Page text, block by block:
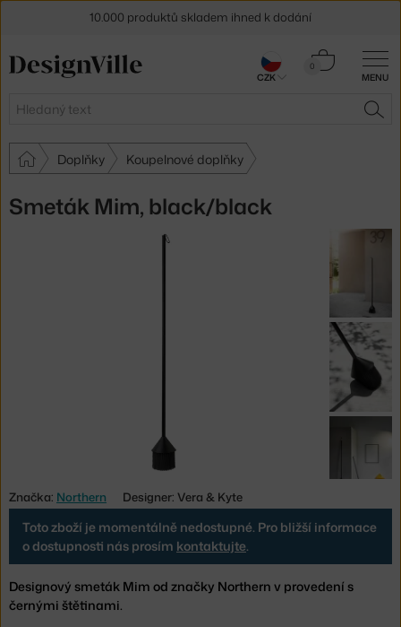
MENU
Hledat
0
Košík
Doplňky Koupelnové doplňky
Smeták Mim, black/black
Značka: Northern Designer: Vera & Kyte
Toto zboží je momentálně nedostupné. Pro bližší informace
o dostupnosti nás prosím kontaktujte.
Designový smeták Mim od značky Northern v provedení s
černými štětinami.
10.000 produktů skladem ihned k dodání
30 dní na vrácení zbožíCZK